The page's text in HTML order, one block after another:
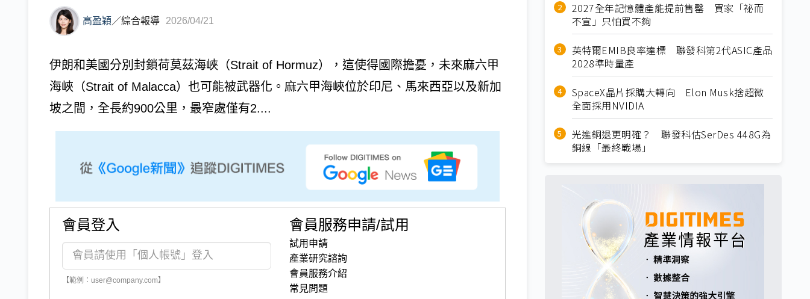
高盈穎 ／綜合報導 2026/04/21
伊朗和美國分別封鎖荷莫茲海峽（Strait of Hormuz），這使得國際擔憂，未來麻六甲
海峽（Strait of Malacca）也可能被武器化。麻六甲海峽位於印尼、馬來西亞以及新加
坡之間，全長約900公里，最窄處僅有2....
會員登入
【範例：user@company.com】
會員服務申請/試用
試用申請
產業研究諮詢
會員服務介紹
常見問題
2027全年記憶體產能提前售罄 買家「祕而
不宣」只怕買不夠
英特爾EMIB良率達標 聯發科第2代ASIC產品
2028準時量產
SpaceX晶片採購大轉向 Elon Musk捨超微
全面採用NVIDIA
光進銅退更明確？ 聯發科估SerDes 448G為
銅線「最終戰場」